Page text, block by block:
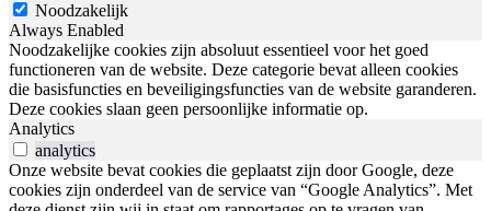
Noodzakelijk
Always Enabled
Noodzakelijke cookies zijn absoluut essentieel voor het goed
functioneren van de website. Deze categorie bevat alleen cookies
die basisfuncties en beveiligingsfuncties van de website garanderen.
Deze cookies slaan geen persoonlijke informatie op.
Analytics
analytics
Onze website bevat cookies die geplaatst zijn door Google, deze
cookies zijn onderdeel van de service van “Google Analytics”. Met